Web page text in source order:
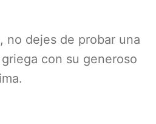
no dejes de probar una
con su generoso